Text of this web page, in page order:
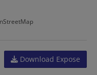
Download Expose